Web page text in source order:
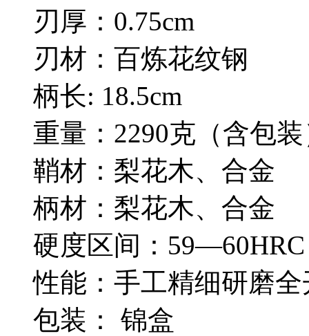
刃厚：0.75cm
刃材：百炼花纹钢
柄长: 18.5cm
重量：2290克（含包
鞘材：梨花木、合金
柄材：梨花木、合金
硬度区间：59—60HRC
性能：手工精细研磨
包装： 锦盒